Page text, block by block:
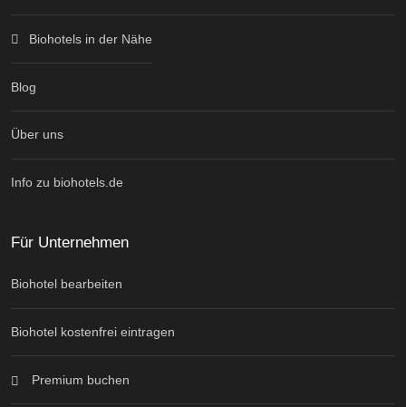
Biohotels in der Nähe
Blog
Über uns
Info zu biohotels.de
Für Unternehmen
Biohotel bearbeiten
Biohotel kostenfrei eintragen
Premium buchen